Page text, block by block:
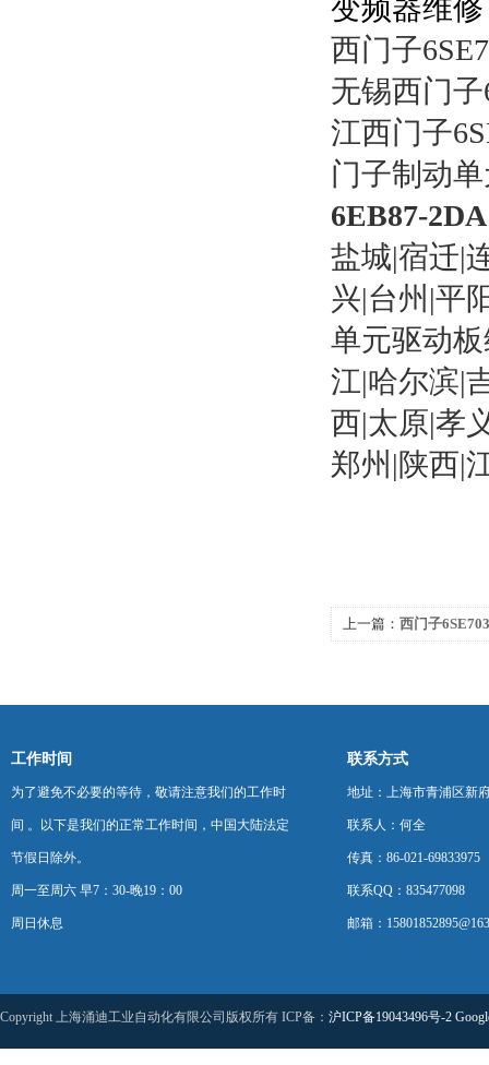
变频器维
西门子
无锡西门
江西门子
门子制动
6EB87-
盐城|宿迁|
兴|台州|平
单元驱动
江|哈尔滨|
西|太原|孝
郑州 |陕西|
上一篇： 西门子
工作时间
为了避免不必要的等待，敬请注意我们的工作时
间 。以下是我们的正常工作时间，中国大陆法定
节假日除外。
周一至周六 早7：30-晚19：00
周日休息
联系方式
地址：上海市青浦区新
联系人：何全
传真：86-021-69833975
联系QQ：835477098
邮箱：
Copyright 上海涌迪工业自动化有限公司版权所有 ICP备： 沪ICP备19043496号-2